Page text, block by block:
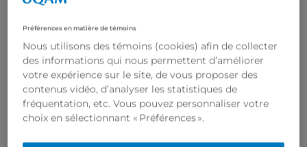
Préférences en matière de témoins
Nous utilisons des témoins (cookies) afin de collecter
des informations qui nous permettent d’améliorer
votre expérience sur le site, de vous proposer des
contenus vidéo, d’analyser les statistiques de
fréquentation, etc. Vous pouvez personnaliser votre
choix en sélectionnant « Préférences ».